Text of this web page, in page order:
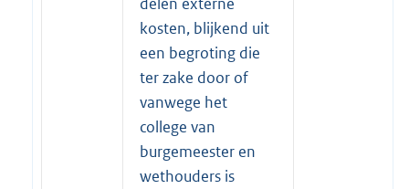
kosten, blijkend uit
een begroting die
ter zake door of
vanwege het
college van
burgemeester en
wethouders is